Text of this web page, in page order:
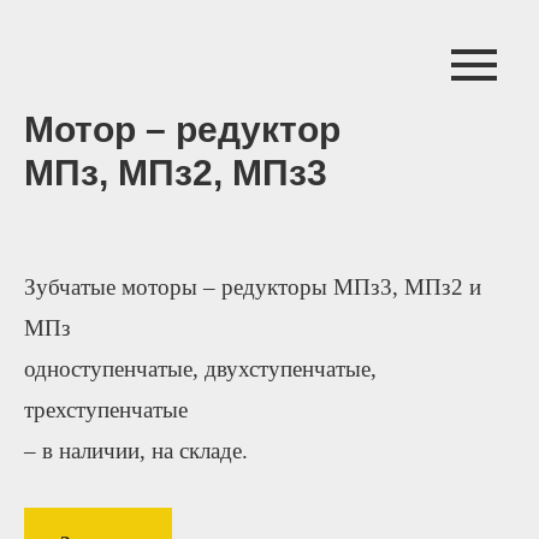
Мотор – редуктор
МПз, МПз2, МПз3
Зубчатые моторы – редукторы МПз3, МПз2 и
МПз
одноступенчатые, двухступенчатые,
трехступенчатые
– в наличии, на складе.